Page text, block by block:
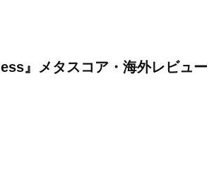
』メタスコア・海外レビュー